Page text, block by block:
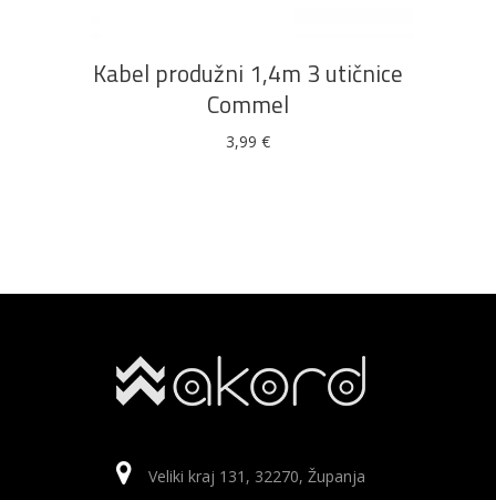
Kabel produžni 1,4m 3 utičnice
Commel
3,99 €
Veliki kraj 131, 32270, Županja